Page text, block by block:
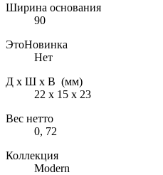
Ширина основания
90
ЭтоНовинка
Нет
Д х Ш х В (мм)
22 х 15 х 23
Вес нетто
0, 72
Коллекция
Modern